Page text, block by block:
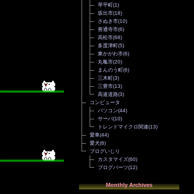
琴平町(1)
坂出市(18)
さぬき市(10)
善通寺市(6)
高松市(68)
多度津町(5)
東かがわ市(6)
丸亀市(20)
まんのう町(6)
三木町(3)
三豊市(13)
高速道路(3)
コンピュータ
パソコン(44)
サーバ(10)
トレンドマイクロ関連(13)
愛車(44)
愛犬(6)
ブログいじり
カスタマイズ(60)
ブログパーツ(12)
Monthly Archives